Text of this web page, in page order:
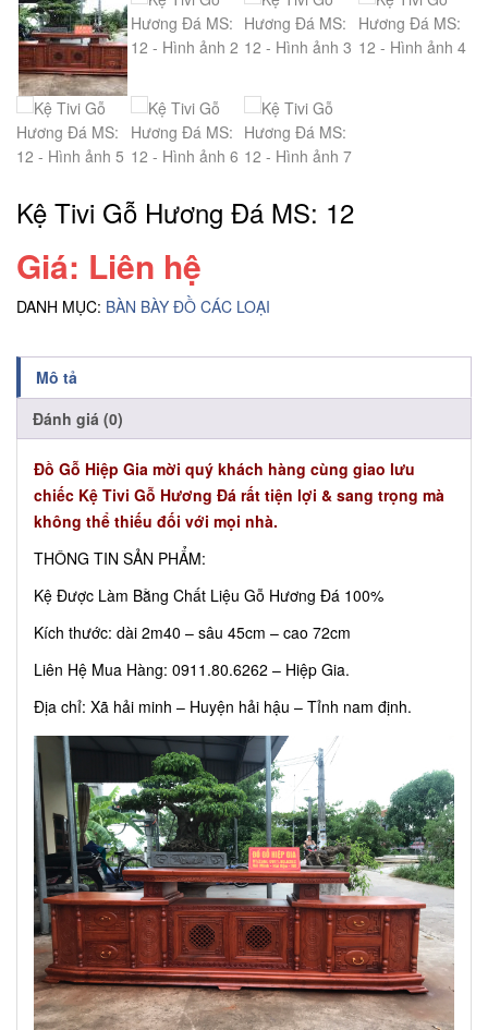
Kệ Tivi Gỗ Hương Đá MS: 12
Giá: Liên hệ
DANH MỤC: BÀN BÀY ĐỒ CÁC LOẠI
Mô tả
Đánh giá (0)
Đồ Gỗ Hiệp Gia mời quý khách hàng cùng giao lưu
chiếc Kệ Tivi Gỗ Hương Đá rất tiện lợi & sang trọng mà
không thể thiếu đối với mọi nhà.
THÔNG TIN SẢN PHẨM:
Kệ Được Làm Bằng Chất Liệu Gỗ Hương Đá 100%
Kích thước: dài 2m40 – sâu 45cm – cao 72cm
Liên Hệ Mua Hàng: 0911.80.6262 – Hiệp Gia.
Địa chỉ: Xã hải minh – Huyện hải hậu – Tỉnh nam định.